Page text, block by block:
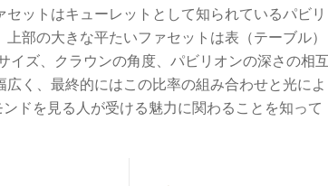
ットはキューレットとして知られているパビリ
部の大きな平たいファセットは表（テーブル）
イズ、クラウンの角度、パビリオンの深さの相
く、最終的にはこの比率の組み合わせと光によ
ドを見る人が受ける魅力に関わることを知って